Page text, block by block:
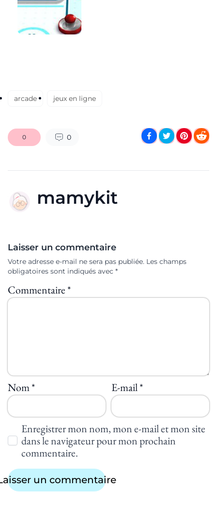
arcade jeux en ligne
0 0
mamykit
Laisser un commentaire
Votre adresse e-mail ne sera pas publiée. Les champs
obligatoires sont indiqués avec *
Commentaire*
Nom* E-mail*
Enregistrer mon nom, mon e-mail et mon site
dans le navigateur pour mon prochain
commentaire.